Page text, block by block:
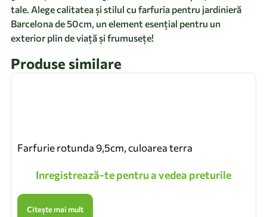
tale. Alege calitatea și stilul cu farfuria pentru jardinieră
Barcelona de 50cm, un element esențial pentru un
exterior plin de viață și frumusețe!
Produse similare
Farfurie rotunda 9,5cm, culoarea terra
Inregistrează-te pentru a vedea preturile
Citește mai mult